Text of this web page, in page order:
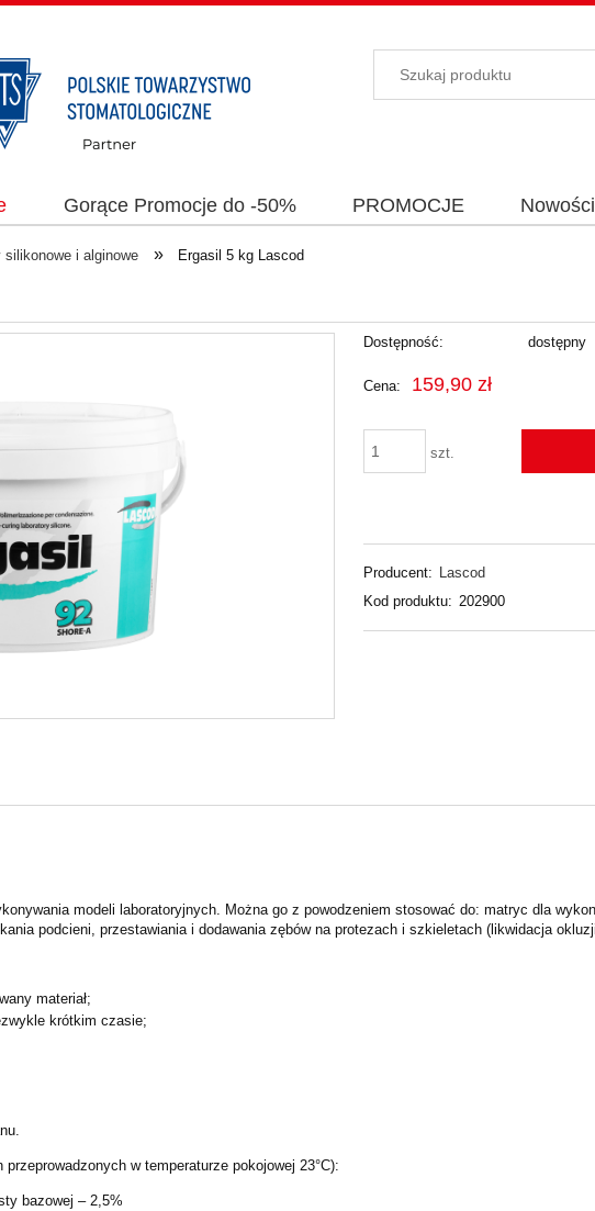
Gorące Promocje do -50% PROMOCJE Nowości
silikonowe i alginowe » Ergasil 5 kg Lascod
Dostępność: dostępny
Cena: 159,90 zł
szt.
Producent: Lascod
Kod produktu: 202900
modeli laboratoryjnych. Można go z powodzeniem stosować do: matryc dla
podcieni, przestawiania i dodawania zębów na protezach i szkieletach (likwidacja
materiał;
krótkim czasie;
w temperaturze pokojowej 23°C):
bazowej – 2,5%